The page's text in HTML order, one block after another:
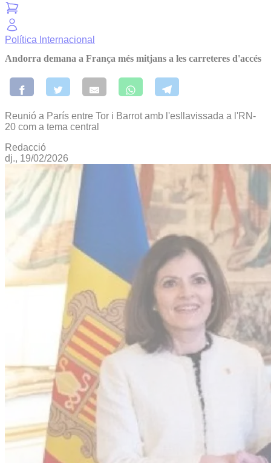
Política Internacional
Andorra demana a França més mitjans a les carreteres d'accés
Reunió a París entre Tor i Barrot amb l'esllavissada a l'RN-
20 com a tema central
Redacció
dj., 19/02/2026